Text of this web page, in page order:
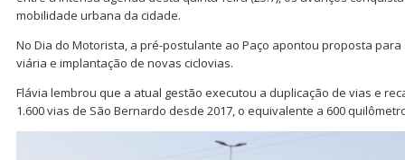
mobilidade urbana da cidade.
No Dia do Motorista, a pré-postulante ao Paço apontou proposta
viária e implantação de novas ciclovias.
Flávia lembrou que a atual gestão executou a duplicação de vias e
1.600 vias de São Bernardo desde 2017, o equivalente a 600